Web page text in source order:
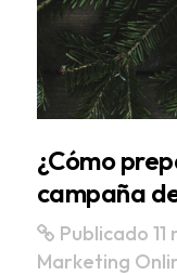
¿Cómo
campaña
Publicado
Marketing